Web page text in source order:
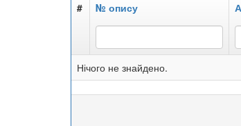
# № опису
Нічого не знайдено.